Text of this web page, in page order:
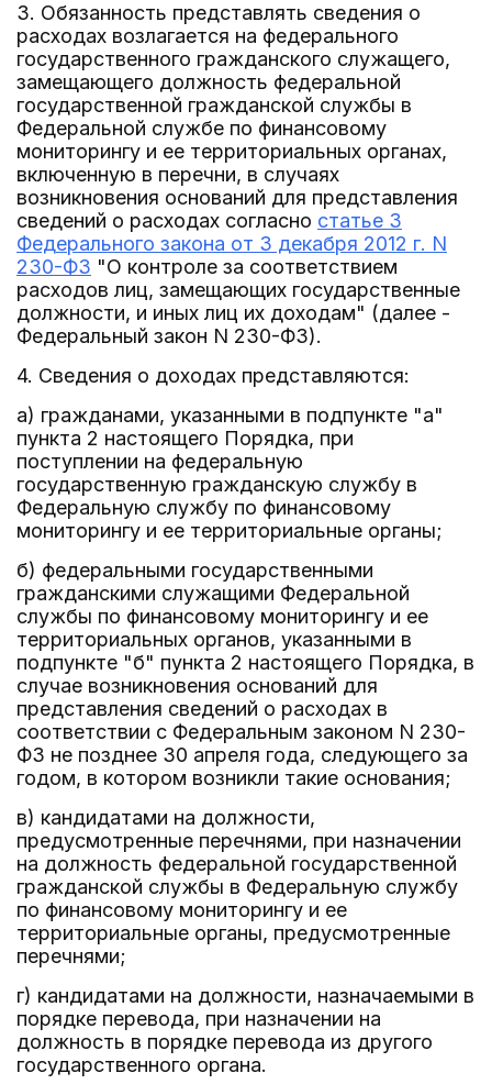
3. Обязанность представлять сведения о
расходах возлагается на федерального
государственного гражданского служащего,
замещающего должность федеральной
государственной гражданской службы в
Федеральной службе по финансовому
мониторингу и ее территориальных органах,
включенную в перечни, в случаях
возникновения оснований для представления
сведений о расходах согласно статье 3
Федерального закона от 3 декабря 2012 г. N
230-ФЗ "О контроле за соответствием
расходов лиц, замещающих государственные
должности, и иных лиц их доходам" (далее -
Федеральный закон N 230-ФЗ).
4. Сведения о доходах представляются:
а) гражданами, указанными в подпункте "а"
пункта 2 настоящего Порядка, при
поступлении на федеральную
государственную гражданскую службу в
Федеральную службу по финансовому
мониторингу и ее территориальные органы;
б) федеральными государственными
гражданскими служащими Федеральной
службы по финансовому мониторингу и ее
территориальных органов, указанными в
подпункте "б" пункта 2 настоящего Порядка, в
случае возникновения оснований для
представления сведений о расходах в
соответствии с Федеральным законом N 230-
ФЗ не позднее 30 апреля года, следующего за
годом, в котором возникли такие основания;
в) кандидатами на должности,
предусмотренные перечнями, при назначении
на должность федеральной государственной
гражданской службы в Федеральную службу
по финансовому мониторингу и ее
территориальные органы, предусмотренные
перечнями;
г) кандидатами на должности, назначаемыми в
порядке перевода, при назначении на
должность в порядке перевода из другого
государственного органа.